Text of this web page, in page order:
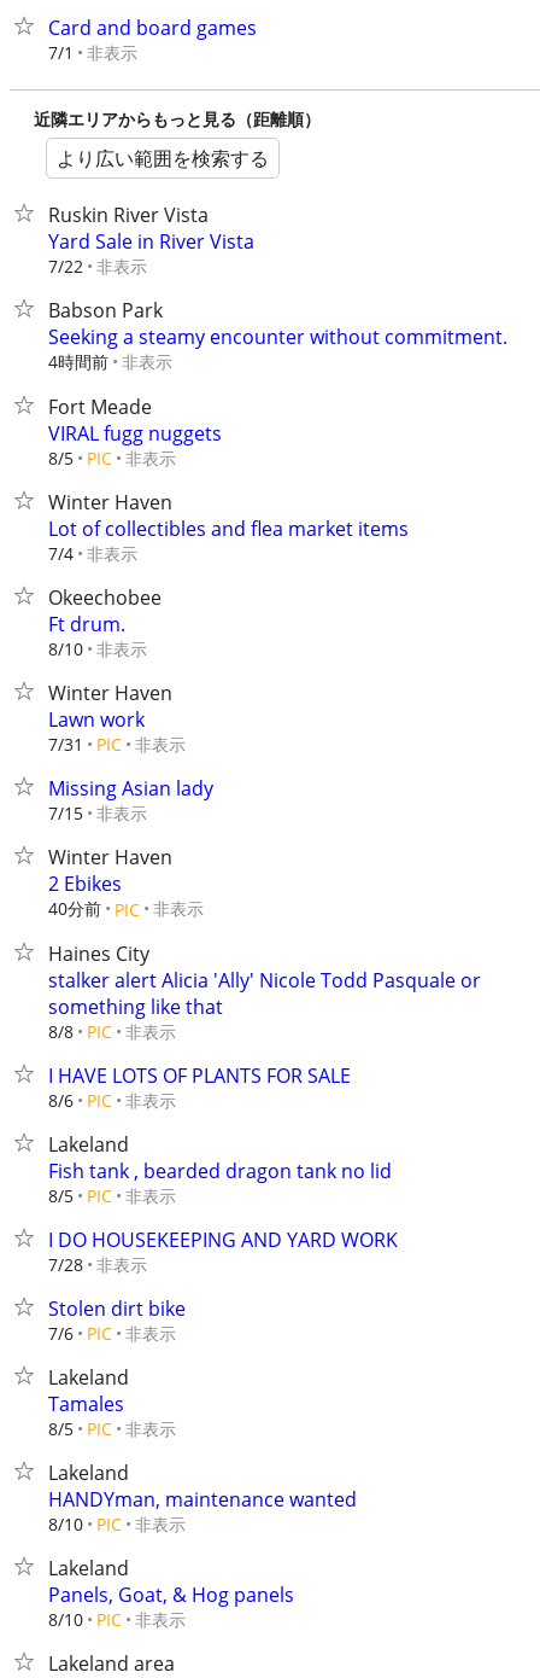
Card and board games
7/1 非表示
近隣エリアからもっと見る（距離順）
より広い範囲を検索する
Ruskin River Vista
Yard Sale in River Vista
7/22 非表示
Babson Park
Seeking a steamy encounter without commitment.
4時間前 非表示
Fort Meade
VIRAL fugg nuggets
8/5 PIC 非表示
Winter Haven
Lot of collectibles and flea market items
7/4 非表示
Okeechobee
Ft drum.
8/10 非表示
Winter Haven
Lawn work
7/31 PIC 非表示
Missing Asian lady
7/15 非表示
Winter Haven
2 Ebikes
40分前 PIC 非表示
Haines City
stalker alert Alicia 'Ally' Nicole Todd Pasquale or
something like that
8/8 PIC 非表示
I HAVE LOTS OF PLANTS FOR SALE
8/6 PIC 非表示
Lakeland
Fish tank , bearded dragon tank no lid
8/5 PIC 非表示
I DO HOUSEKEEPING AND YARD WORK
7/28 非表示
Stolen dirt bike
7/6 PIC 非表示
Lakeland
Tamales
8/5 PIC 非表示
Lakeland
HANDYman, maintenance wanted
8/10 PIC 非表示
Lakeland
Panels, Goat, & Hog panels
8/10 PIC 非表示
Lakeland area